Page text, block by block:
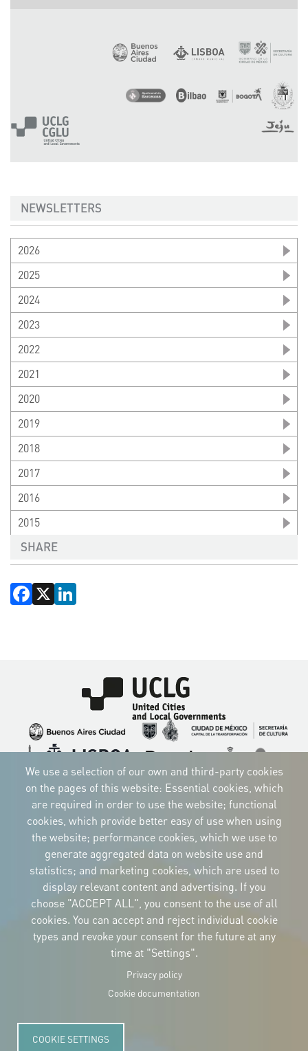
NEWSLETTERS
2026
2025
2024
2023
2022
2021
2020
2019
2018
2017
2016
2015
SHARE
Facebook
X
Imagen
Imagen
Imagen
ImagenImagen Imagen
Imagen
ImagenImagenImagen
CORPORATIVE IDENTITY
Download
the logos
and the manual
NEWSLETTER
CONTACT
Carrer Avinyó, 15
08002 Barcelona
culture@uclg.org
We use a selection of our own and third-party cookies
on the pages of this website: Essential cookies, which
are required in order to use the website; functional
cookies, which provide better easy of use when using
the website; performance cookies, which we use to
generate aggregated data on website use and
statistics; and marketing cookies, which are used to
display relevant content and advertising. If you
choose "ACCEPT ALL", you consent to the use of all
cookies. You can accept and reject individual cookie
types and revoke your consent for the future at any
time at "Settings".
Privacy policy
Cookie documentation
COOKIE SETTINGS